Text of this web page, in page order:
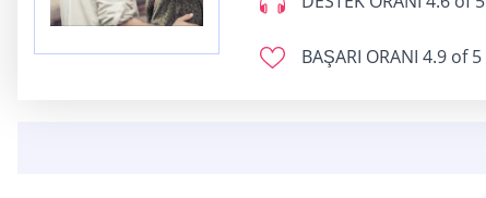
BAŞARI ORANI 4.9 of 5